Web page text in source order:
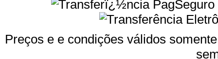
Preços e e condições válidos